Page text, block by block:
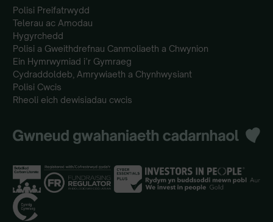
Polisi Preifatrwydd
Telerau ac Amodau
Hygyrchedd
Polisi a Gweithdrefnau Canmoliaeth a Chwynion
Ein Hymrwymiad i’r Gymraeg
Cydraddoldeb, Amrywiaeth a Chynhwysiant
Polisi Cwcis
Rheoli eich dewisiadau cwcis